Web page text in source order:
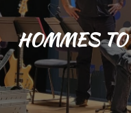
HOMMES